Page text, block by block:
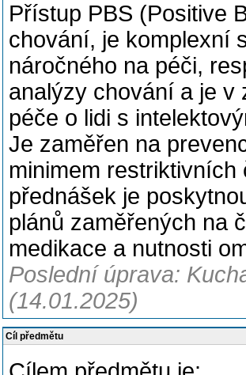
Přístup PBS (Positive
chování, je komplexní
náročného na péči,
analýzy chování a je v
péče o lidi s
Je zaměřen na
minimem
přednášek je
plánů zaměřených na
medikace a nutnosti
Poslední úprava:
(14.01.2025)
Cíl předmětu